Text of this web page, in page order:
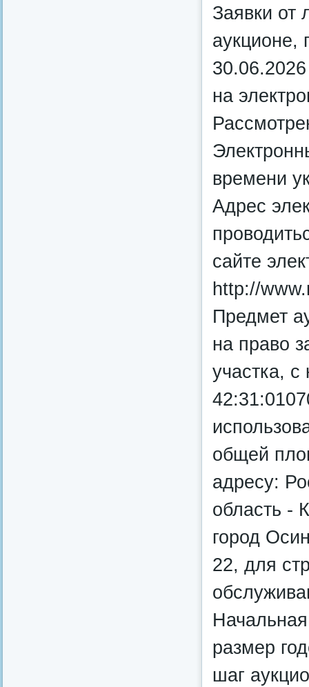
Заявки от
аукционе,
на
времени
Адрес
сайте
http://
Предмет
на право
участка,
общей
адресу:
область -
город
22, для
размер
шаг